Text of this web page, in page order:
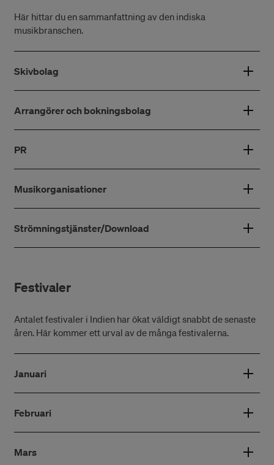
Här hittar du en sammanfattning av den indiska
musikbranschen.
Skivbolag
Arrangörer och bokningsbolag
PR
Musikorganisationer
Strömningstjänster/Download
Festivaler
Antalet festivaler i Indien har ökat väldigt snabbt de senaste
åren. Här kommer ett urval av de många festivalerna.
Januari
Februari
Mars